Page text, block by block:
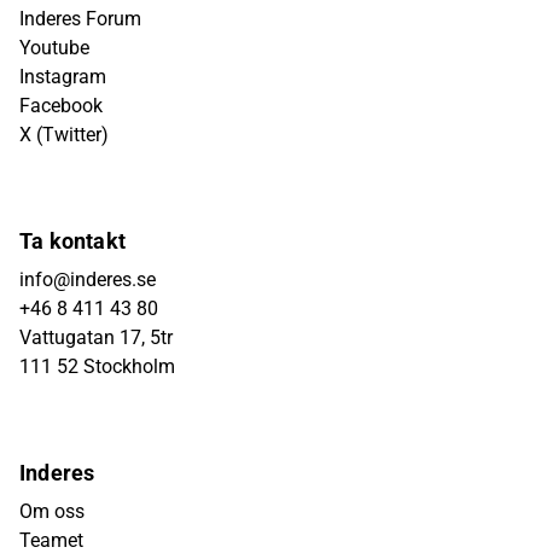
Inderes Forum
Youtube
Instagram
Facebook
X (Twitter)
Ta kontakt
info@inderes.se
+46 8 411 43 80
Vattugatan 17, 5tr
111 52 Stockholm
Inderes
Om oss
Teamet